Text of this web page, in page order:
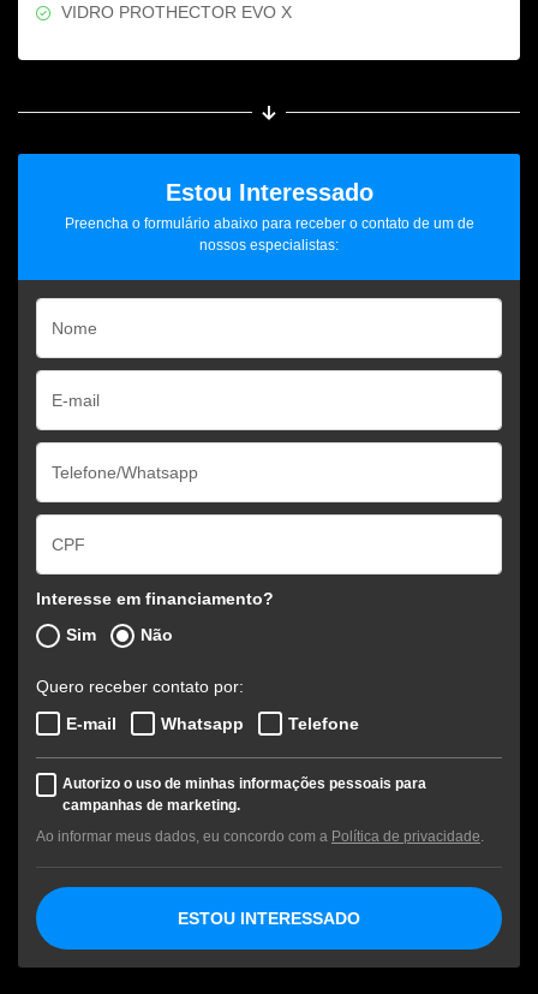
VIDRO PROTHECTOR EVO X
Estou Interessado
Preencha o formulário abaixo para receber o contato de um de
nossos especialistas:
Interesse em financiamento?
Sim
Não
Quero receber contato por:
E-mail
Whatsapp Telefone
Autorizo o uso de minhas informações pessoais para
campanhas de marketing.
Ao informar meus dados, eu concordo com a Política de privacidade
ESTOU INTERESSADO